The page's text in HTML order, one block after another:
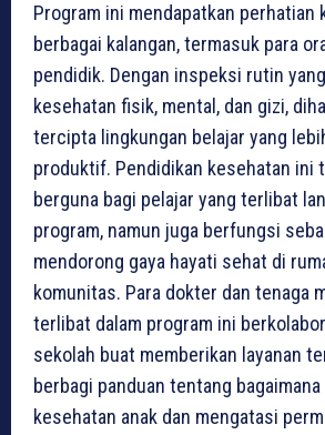
Program ini mendapatkan perhatian
berbagai kalangan, termasuk para
pendidik. Dengan inspeksi rutin
kesehatan fisik, mental, dan gizi,
tercipta lingkungan belajar yang
produktif. Pendidikan kesehatan ini
berguna bagi pelajar yang terlibat
program, namun juga berfungsi
mendorong gaya hayati sehat di
komunitas. Para dokter dan tenaga
terlibat dalam program ini
sekolah buat memberikan layanan
berbagi panduan tentang
kesehatan anak dan mengatasi